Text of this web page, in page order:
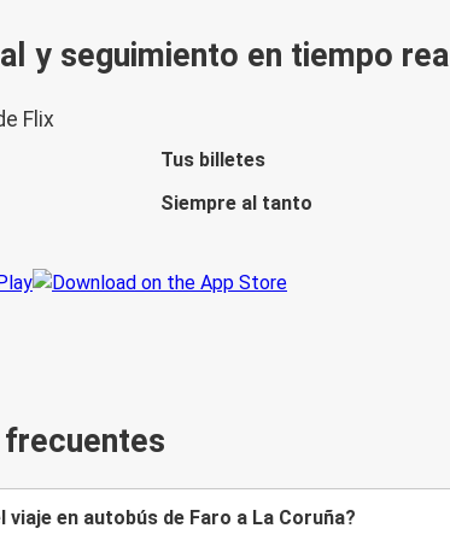
y seguimiento en tiempo real
Flix
Tus billetes
Siempre al tanto
viaje en autobús de Faro a La Coruña?